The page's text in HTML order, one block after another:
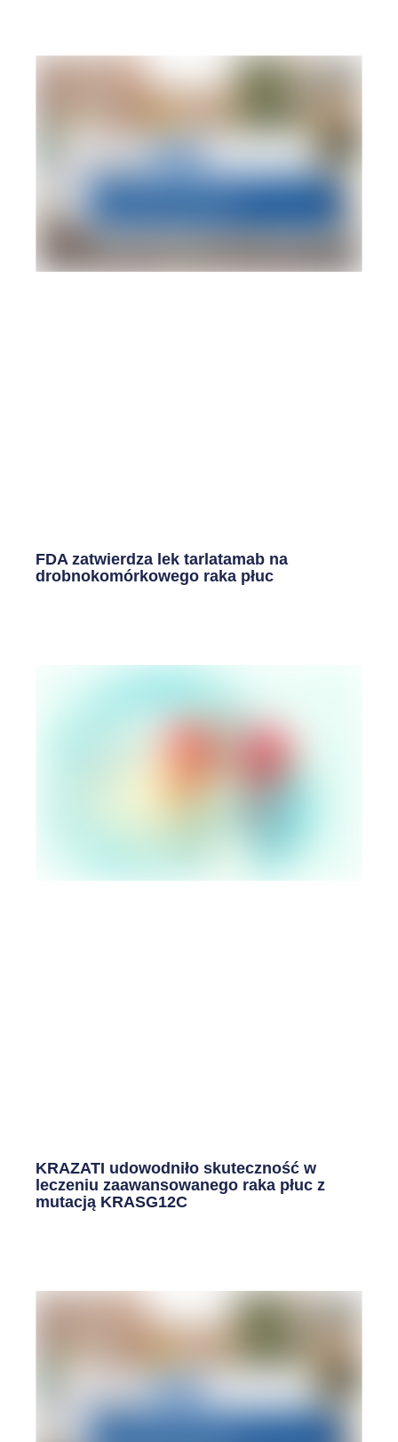
FDA zatwierdza lek tarlatamab na
drobnokomórkowego raka płuc
KRAZATI udowodniło skuteczność w
leczeniu zaawansowanego raka płuc z
mutacją KRASG12C